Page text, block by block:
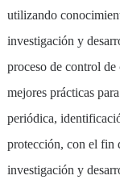
utilizando
investigación y
proceso de control de
mejores prácticas
periódica,
protección, con el fin
investigación y